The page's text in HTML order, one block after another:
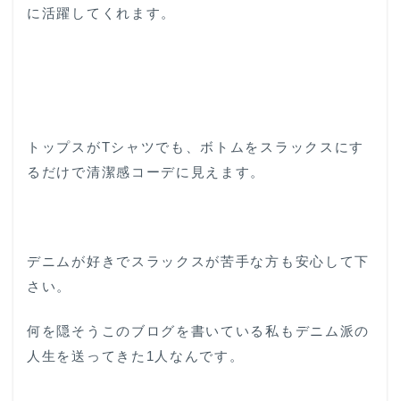
に活躍してくれます。
トップスがTシャツでも、ボトムをスラックスにす
るだけで清潔感コーデに見えます。
デニムが好きでスラックスが苦手な方も安心して下
さい。
何を隠そうこのブログを書いている私もデニム派の
人生を送ってきた1人なんです。